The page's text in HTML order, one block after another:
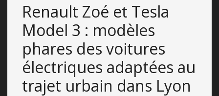
Renault Zoé et Tesla
Model 3 : modèles
phares des voitures
électriques adaptées au
trajet urbain dans Lyon